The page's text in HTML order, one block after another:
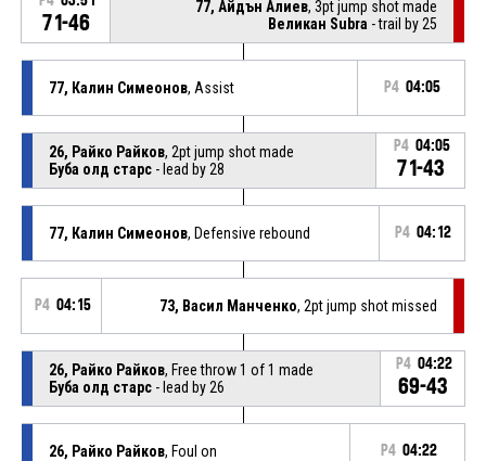
71-46
77, Айдън Алиев, 3pt jump shot made
Великан Subra - trail by 25
77, Калин Симеонов, Assist P4 04:05
26, Райко Райков, 2pt jump shot made
Буба олд старс- lead by 28
P4 04:05
71-43
77, Калин Симеонов, Defensive rebound P4 04:12
P4 04:15 73, Васил Манченко, 2pt jump shot missed
26, Райко Райков, Free throw 1 of 1 made
Буба олд старс- lead by 26
P4 04:22
69-43
26, Райко Райков, Foul on P4 04:22